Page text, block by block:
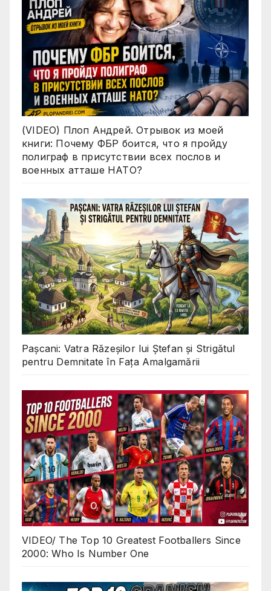
(VIDEO) Плоп Андрей. Отрывок из моей
книги: Почему ФБР боится, что я пройду
полиграф в присутствии всех послов и
военных атташе НАТО?
Pașcani: Vatra Răzeșilor lui Ștefan și Strigătul
pentru Demnitate în Fața Amalgamării
VIDEO/ The Top 10 Greatest Footballers Since
2000: Who Is Number One